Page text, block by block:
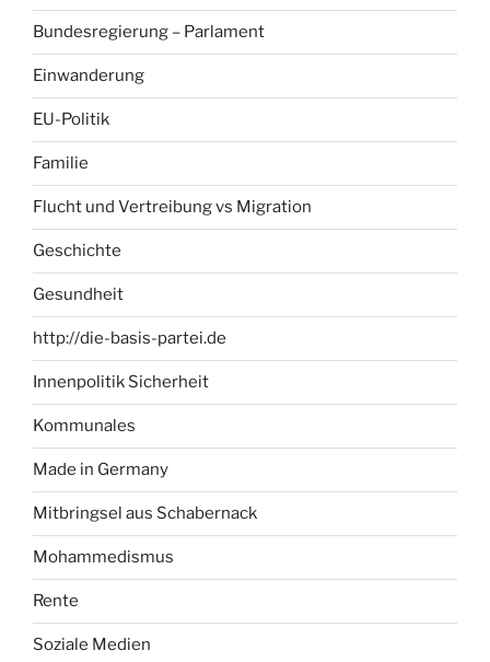
Bundesregierung – Parlament
Einwanderung
EU-Politik
Familie
Flucht und Vertreibung vs Migration
Geschichte
Gesundheit
http://die-basis-partei.de
Innenpolitik Sicherheit
Kommunales
Made in Germany
Mitbringsel aus Schabernack
Mohammedismus
Rente
Soziale Medien